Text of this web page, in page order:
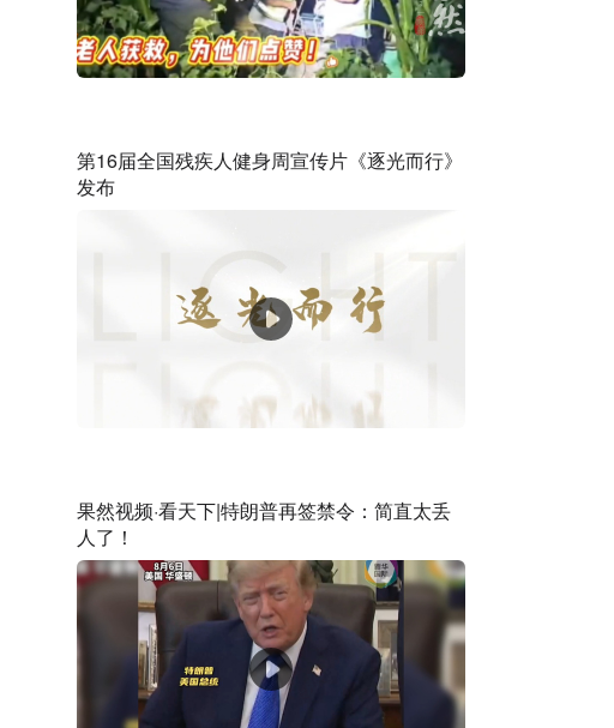
第16届全国残疾人健身周宣传片《逐光而行》
发布
果然视频·看天下|特朗普再签禁令：简直太丢
人了！